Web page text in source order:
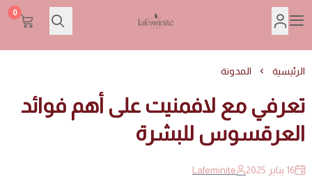
Lafeminite | لافمنيت
0
الرئيسية المدونة
تعرفي مع لافمنيت على أهم فوائد
العرقسوس للبشرة
16 يناير 2025 Lafeminite